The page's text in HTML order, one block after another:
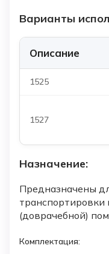
Варианты
Описание
Назначение:
Предназначены
транспортировки
(доврачебной)
Комплектация: